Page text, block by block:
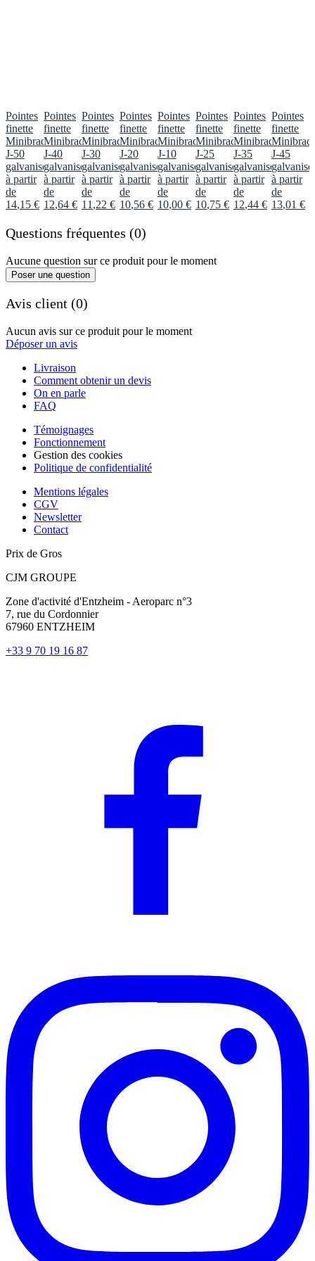
Pointes
finette
Minibrads
J-50
galvanisés
à partir
de
14,15 €
Pointes
finette
Minibrads
J-40
galvanisés
à partir
de
12,64 €
Pointes
finette
Minibrads
J-30
galvanisés
à partir
de
11,22 €
Pointes
finette
Minibrads
J-20
galvanisés
à partir
de
10,56 €
Pointes
finette
Minibrads
J-10
galvanisés
à partir
de
10,00 €
Pointes
finette
Minibrads
J-25
galvanisés
à partir
de
10,75 €
Pointes
finette
Minibrads
J-35
galvanisés
à partir
de
12,44 €
Pointes
finette
J-45
à partir
de
13,01 €
Questions fréquentes (0)
Aucune question sur ce produit pour le moment
Poser une question
Avis client (0)
Aucun avis sur ce produit pour le moment
Déposer un avis
Livraison
Comment obtenir un devis
On en parle
FAQ
Témoignages
Fonctionnement
Gestion des cookies
Politique de confidentialité
Mentions légales
CGV
Newsletter
Contact
Prix de Gros
CJM GROUPE
Zone d'activité d'Entzheim - Aeroparc n°3
7, rue du Cordonnier
67960 ENTZHEIM
+33 9 70 19 16 87